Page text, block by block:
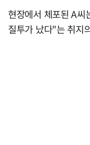
현장에서 체포된 A씨
질투가 났다"는 취지